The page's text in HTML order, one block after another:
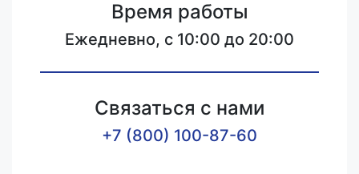
Время работы
Ежедневно, с 10:00 до 20:00
Связаться с нами
+7 (800) 100-87-60